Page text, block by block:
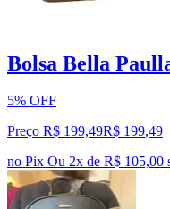
Bolsa Bella
5% OFF
Preço R$ 199,49R$ 199,49
no Pix Ou 2x de R$ 105,00